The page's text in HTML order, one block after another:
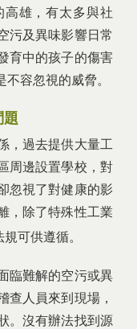
雄，有太多與社
污及異味影響日常
育中的孩子的傷害
容忽視的威脅。
題
，過去提供大量工
周邊設置學校，對
忽視了對健康的影
，除了特殊性工業
規可供遵循。
臨難解的空污或異
查人員來到現場，
。沒有辦法找到源